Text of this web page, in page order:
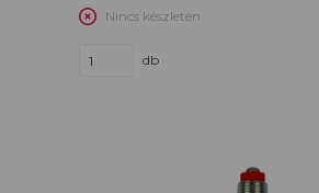
Nincs készleten
db